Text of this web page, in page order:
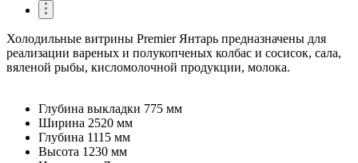
Холодильные витрины Premier Янтарь предназначены для
реализации вареных и полукопченых колбас и сосисок, сала,
вяленой рыбы, кисломолочной продукции, молока.
Глубина выкладки 775 мм
Ширина 2520 мм
Глубина 1115 мм
Высота 1230 мм